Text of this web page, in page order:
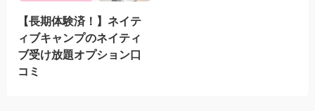
【長期体験済！】ネイテ
ィブキャンプのネイティ
ブ受け放題オプション口
コミ